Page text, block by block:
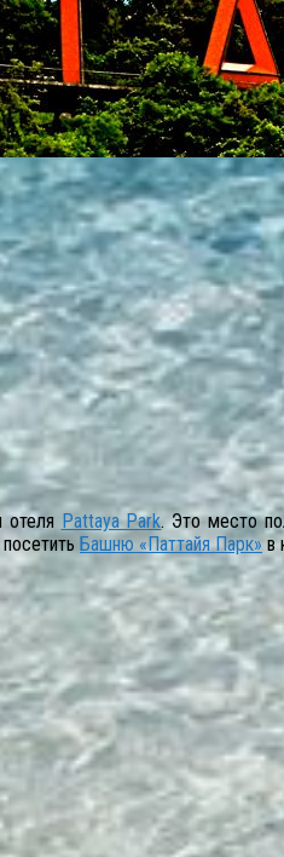
отеля Pattaya Park. Это место
Башню «Паттайя Парк» в